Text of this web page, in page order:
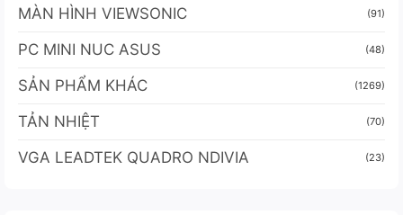
MÀN HÌNH VIEWSONIC (91)
PC MINI NUC ASUS (48)
SẢN PHẨM KHÁC (1269)
TẢN NHIỆT (70)
VGA LEADTEK QUADRO NDIVIA (23)